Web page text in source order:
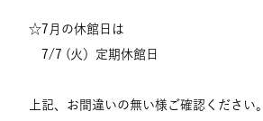
☆7月の休館日は
7/7 (火）定期休館日
上記、お間違いの無い様ご確認ください。